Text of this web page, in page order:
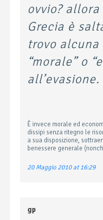
ovvio?
Grecia è
trovo
“morale” o
all’evasione.
È invece morale ed
dissipi senza ritegno le
a sua disposizione,
benessere generale
20 Maggio 2010 at 16:29
gp